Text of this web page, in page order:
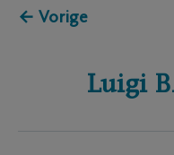
← Vorige
Luigi